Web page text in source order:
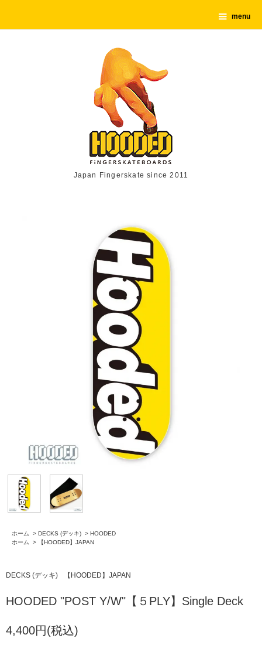
menu
Japan Fingerskate since 2011
ホーム > DECKS (デッキ) > HOODED
ホーム
> 【HOODED】JAPAN
DECKS (デッキ) 【HOODED】JAPAN
HOODED "POST Y/W"【５PLY】Single Deck
4,400円(税込)